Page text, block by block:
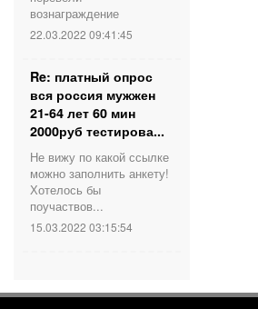
вознаграждение
22.03.2022 09:41:45
Re: платный опрос
вся россия мужжен
21-64 лет 60 мин
2000руб тестирова...
Не вижу по какой ссылке
можно заполнить анкету!
Хотелось бы
поучаствов...
15.03.2022 03:15:54